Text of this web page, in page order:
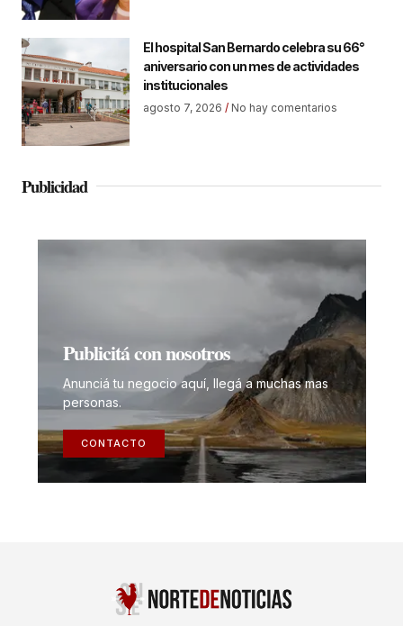
El hospital San Bernardo celebra su 66°
aniversario con un mes de actividades
institucionales
agosto 7, 2026 No hay comentarios
Publicidad
Publicitá con nosotros
Anunciá tu negocio aquí, llegá a muchas mas
personas.
CONTACTO